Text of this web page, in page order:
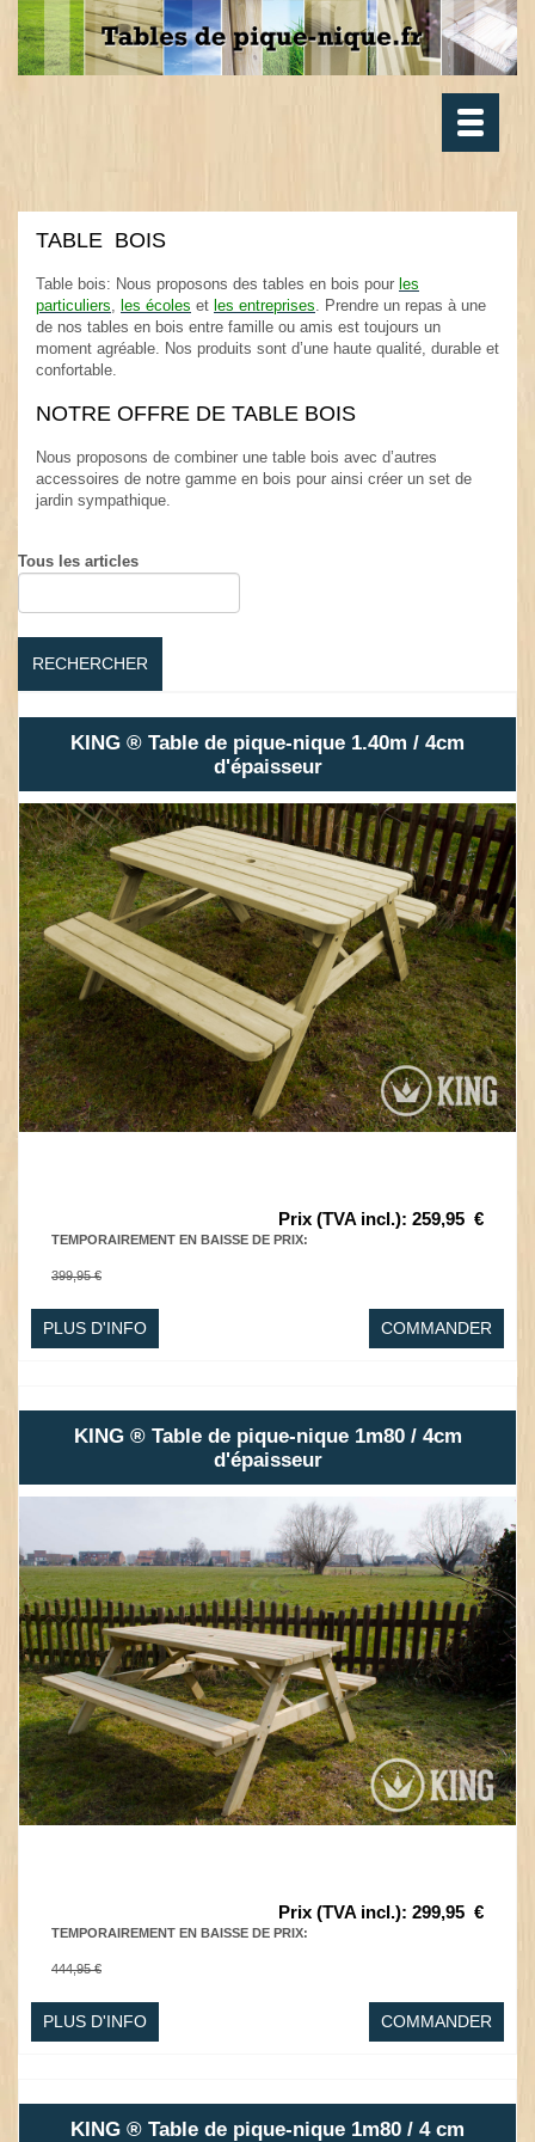
Toggle
TABLE BOIS
Table bois: Nous proposons des tables en bois pour les
particuliers, les écoles et les entreprises. Prendre un repas à une
de nos tables en bois entre famille ou amis est toujours un
moment agréable. Nos produits sont d’une haute qualité, durable et
confortable.
NOTRE OFFRE DE TABLE BOIS
Nous proposons de combiner une table bois avec d’autres
accessoires de notre gamme en bois pour ainsi créer un set de
jardin sympathique.
Tous les articles
RECHERCHER
KING ® Table de pique-nique 1.40m / 4cm
d'épaisseur
Prix (TVA incl.): 259,95 €
TEMPORAIREMENT EN BAISSE DE PRIX:
399,95 €
PLUS D'INFO COMMANDER
KING ® Table de pique-nique 1m80 / 4cm
d'épaisseur
Prix (TVA incl.): 299,95 €
TEMPORAIREMENT EN BAISSE DE PRIX:
444,95 €
PLUS D'INFO COMMANDER
KING ® Table de pique-nique 1m80 / 4 cm